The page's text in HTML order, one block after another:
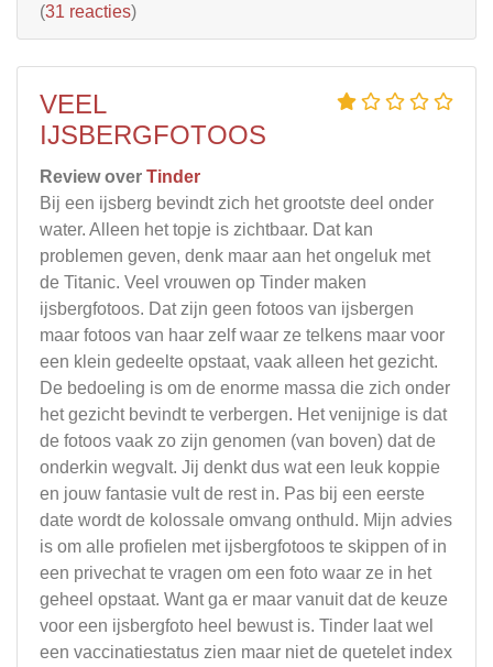
(31 reacties)
VEEL
IJSBERGFOTOOS
Review over Tinder
Bij een ijsberg bevindt zich het grootste deel onder
water. Alleen het topje is zichtbaar. Dat kan
problemen geven, denk maar aan het ongeluk met
de Titanic. Veel vrouwen op Tinder maken
ijsbergfotoos. Dat zijn geen fotoos van ijsbergen
maar fotoos van haar zelf waar ze telkens maar voor
een klein gedeelte opstaat, vaak alleen het gezicht.
De bedoeling is om de enorme massa die zich onder
het gezicht bevindt te verbergen. Het venijnige is dat
de fotoos vaak zo zijn genomen (van boven) dat de
onderkin wegvalt. Jij denkt dus wat een leuk koppie
en jouw fantasie vult de rest in. Pas bij een eerste
date wordt de kolossale omvang onthuld. Mijn advies
is om alle profielen met ijsbergfotoos te skippen of in
een privechat te vragen om een foto waar ze in het
geheel opstaat. Want ga er maar vanuit dat de keuze
voor een ijsbergfoto heel bewust is. Tinder laat wel
een vaccinatiestatus zien maar niet de quetelet index